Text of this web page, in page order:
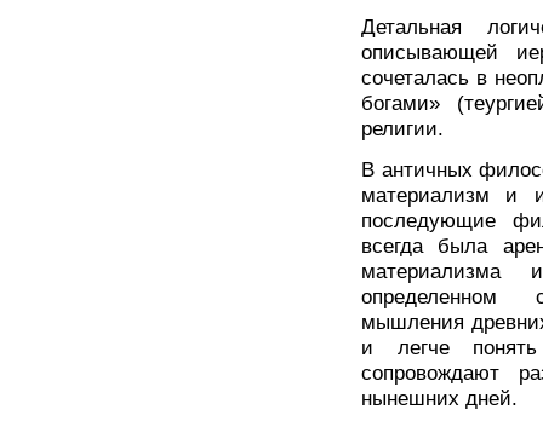
Детальная
описывающей
сочеталась в
богами»
религии.
В античных
материализм и
последующие
всегда была
материализма
определенном
мышления
и легче
сопровождают
нынешних дней.